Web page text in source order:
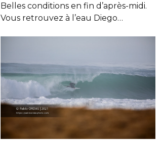
Belles conditions en fin d’après-midi.
Vous retrouvez à l’eau Diego…